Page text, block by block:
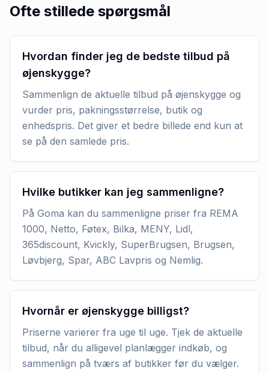
Ofte stillede spørgsmål
Hvordan finder jeg de bedste tilbud på
øjenskygge?
Sammenlign de aktuelle tilbud på øjenskygge og
vurder pris, pakningsstørrelse, butik og
enhedspris. Det giver et bedre billede end kun at
se på den samlede pris.
Hvilke butikker kan jeg sammenligne?
På Goma kan du sammenligne priser fra REMA
1000, Netto, Føtex, Bilka, MENY, Lidl,
365discount, Kvickly, SuperBrugsen, Brugsen,
Løvbjerg, Spar, ABC Lavpris og Nemlig.
Hvornår er øjenskygge billigst?
Priserne varierer fra uge til uge. Tjek de aktuelle
tilbud, når du alligevel planlægger indkøb, og
sammenlign på tværs af butikker før du vælger.